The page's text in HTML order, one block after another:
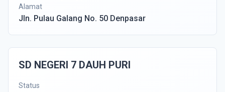
Alamat
Jln. Pulau Galang No. 50 Denpasar
SD NEGERI 7 DAUH PURI
Status